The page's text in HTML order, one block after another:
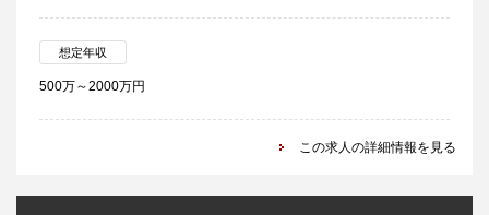
想定年収
500万～2000万円
この求人の詳細情報を見る